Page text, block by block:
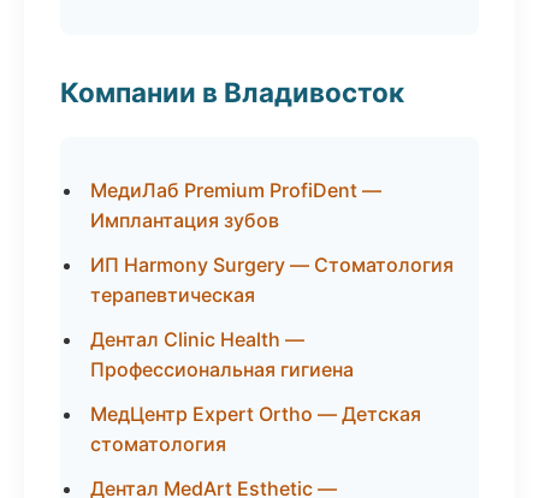
Компании в Владивосток
МедиЛаб Premium ProfiDent —
Имплантация зубов
ИП Harmony Surgery — Стоматология
терапевтическая
Дентал Clinic Health —
Профессиональная гигиена
МедЦентр Expert Ortho — Детская
стоматология
Дентал MedArt Esthetic —